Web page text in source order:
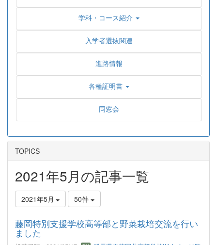
学科・コース紹介
入学者選抜関連
進路情報
各種証明書
同窓会
TOPICS
2021年5月の記事一覧
2021年5月 50件
藤岡特別支援学校高等部と野菜栽培交流を行い
ました